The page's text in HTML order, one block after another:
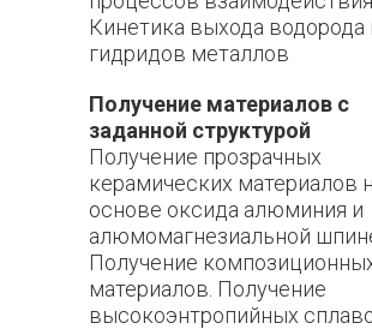
Кинетика выхода водорода
гидридов металлов
Получение материалов с
заданной структурой
Получение прозрачных
керамических материалов
основе оксида алюминия и
алюмомагнезиальной
Получение
материалов. Получение
высокоэнтропийных